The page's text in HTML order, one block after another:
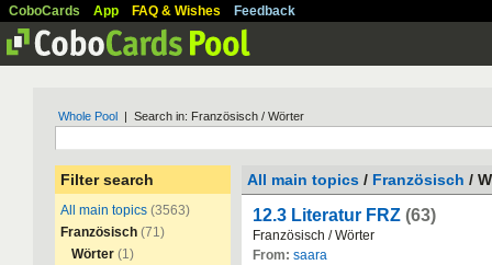
CoboCards App FAQ & Wishes Feedback
Whole Pool | Search in: Französisch / Wörter
Filter search
All main topics (3563)
Französisch (71)
Wörter (1)
All main topics / Französisch /
12.3 Literatur FRZ (63)
Französisch /Wörter
From: saara